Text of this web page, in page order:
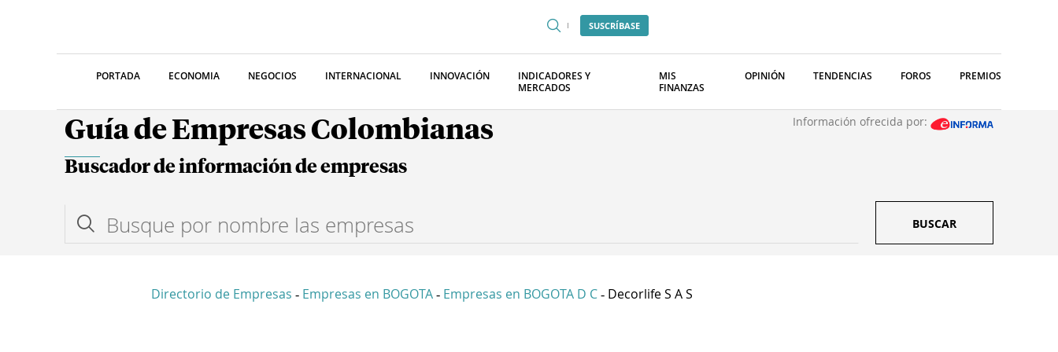
SUSCRÍBASE
PORTADA ECONOMIA NEGOCIOS INTERNACIONAL INNOVACIÓN
INDICADORES Y
MERCADOS
MIS
FINANZAS
OPINIÓN TENDENCIAS FOROS PREMIOS
Guía de Empresas Colombianas Información ofrecida por:
Buscador de información de empresas
BUSCAR
Directorio de Empresas - Empresas en BOGOTA - Empresas en BOGOTA D C - Decorlife S A S